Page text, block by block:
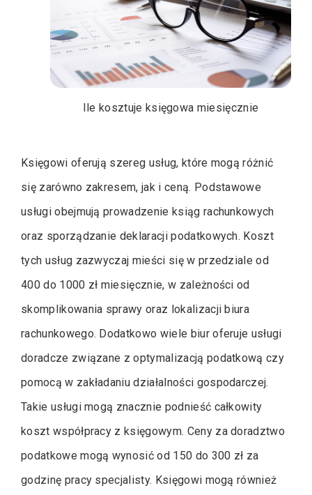
Ile kosztuje księgowa miesięcznie
Księgowi oferują szereg usług, które mogą różnić
się zarówno zakresem, jak i ceną. Podstawowe
usługi obejmują prowadzenie ksiąg rachunkowych
oraz sporządzanie deklaracji podatkowych. Koszt
tych usług zazwyczaj mieści się w przedziale od
400 do 1000 zł miesięcznie, w zależności od
skomplikowania sprawy oraz lokalizacji biura
rachunkowego. Dodatkowo wiele biur oferuje usługi
doradcze związane z optymalizacją podatkową czy
pomocą w zakładaniu działalności gospodarczej.
Takie usługi mogą znacznie podnieść całkowity
koszt współpracy z księgowym. Ceny za doradztwo
podatkowe mogą wynosić od 150 do 300 zł za
godzinę pracy specjalisty. Księgowi mogą również